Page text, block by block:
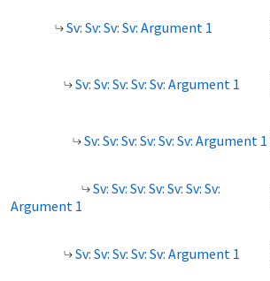
Sv: Sv: Sv: Sv: Argument 1
Sv: Sv: Sv: Sv: Sv: Argument 1
Sv: Sv: Sv: Sv: Sv: Sv: Argument 1
Sv: Sv: Sv: Sv: Sv: Sv: Sv:
Argument 1
Sv: Sv: Sv: Sv: Sv: Argument 1